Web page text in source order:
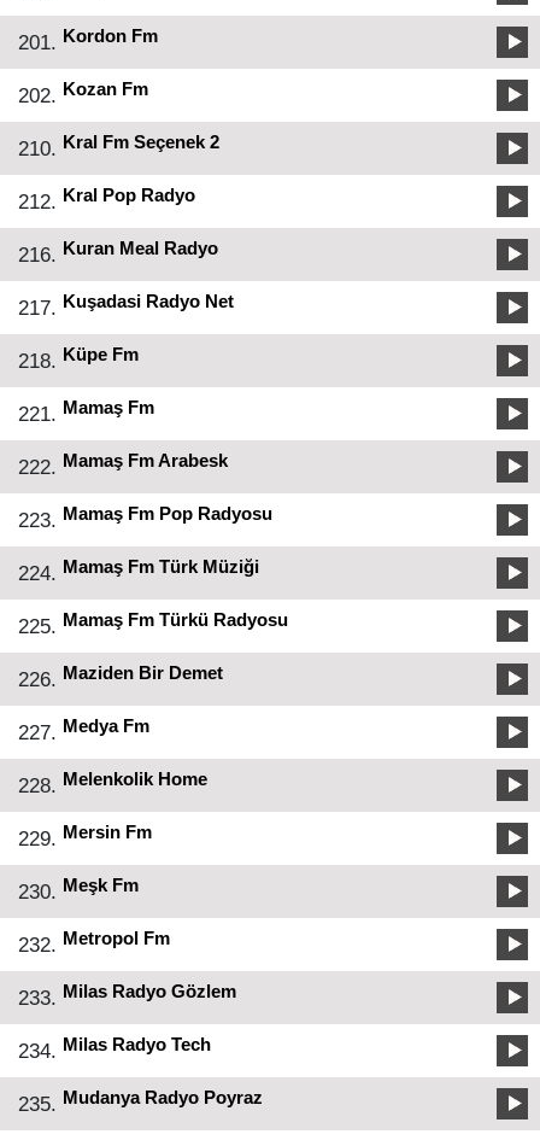
201. Kordon Fm
202. Kozan Fm
210. Kral Fm Seçenek 2
212. Kral Pop Radyo
216. Kuran Meal Radyo
217. Kuşadasi Radyo Net
218. Küpe Fm
221. Mamaş Fm
222. Mamaş Fm Arabesk
223. Mamaş Fm Pop Radyosu
224. Mamaş Fm Türk Müziği
225. Mamaş Fm Türkü Radyosu
226. Maziden Bir Demet
227. Medya Fm
228. Melenkolik Home
229. Mersin Fm
230. Meşk Fm
232. Metropol Fm
233. Milas Radyo Gözlem
234. Milas Radyo Tech
235. Mudanya Radyo Poyraz